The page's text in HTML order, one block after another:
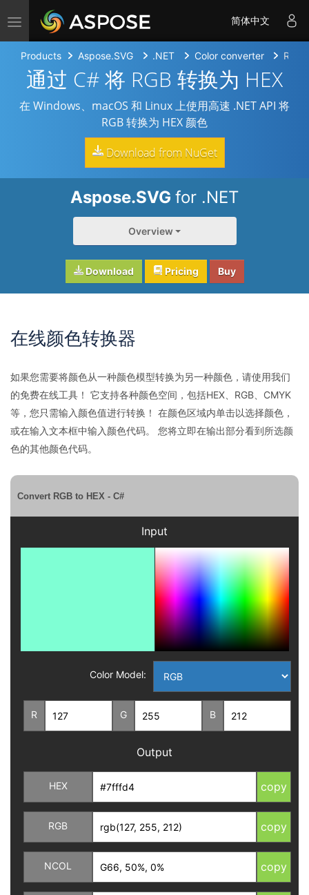
Toggle navigation 简体中文
Products Aspose.SVG .NET Color converter RGB
通过 C# 将 RGB 转换为 HEX
在 Windows、macOS 和 Linux 上使用高速 .NET API 将
RGB 转换为 HEX 颜色
Download from NuGet
Aspose.SVG for .NET
Overview
Download Pricing Buy
在线颜色转换器
如果您需要将颜色从一种颜色模型转换为另一种颜色，请使用我们
的免费在线工具！ 它支持各种颜色空间，包括HEX、RGB、CMYK
等，您只需输入颜色值进行转换！ 在颜色区域内单击以选择颜色，
或在输入文本框中输入颜色代码。 您将立即在输出部分看到所选颜
色的其他颜色代码。
Convert RGB to HEX - C#
Input
Color Model:
R G B
Output
HEX copy
RGB copy
NCOL copy